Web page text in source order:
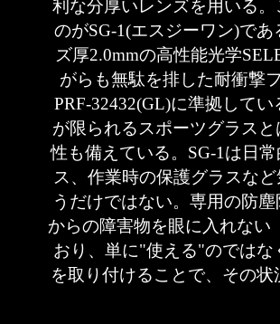
利な分厚いレンズを用いる
のがSG-1(エスジーワン)で
ズ厚2.0mmの高性能光学
がらも無駄を排した耐衝撃
PRF-32432(GL)に準拠して
が限られるスポーツグラス
性も備えている。SG-1は日
ス、作業時の保護グラスな
うだけではない。専用の防
からの障害物を眼に入れな
おり、単に"使える"のでは
を取り付けることで、その